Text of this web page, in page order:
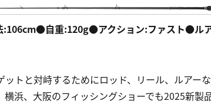
自重:120g●アクション:ファスト●ル
トと対峙するためにロッド、リール、ルアー
浜、大阪のフィッシングショーでも2025新製